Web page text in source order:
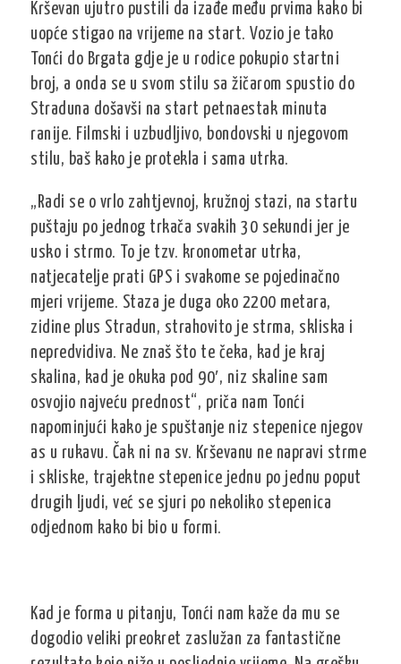
Krševan ujutro pustili da izađe među prvima kako bi
uopće stigao na vrijeme na start. Vozio je tako
Tonći do Brgata gdje je u rodice pokupio startni
broj, a onda se u svom stilu sa žičarom spustio do
Straduna došavši na start petnaestak minuta
ranije. Filmski i uzbudljivo, bondovski u njegovom
stilu, baš kako je protekla i sama utrka.
„Radi se o vrlo zahtjevnoj, kružnoj stazi, na startu
puštaju po jednog trkača svakih 30 sekundi jer je
usko i strmo. To je tzv. kronometar utrka,
natjecatelje prati GPS i svakome se pojedinačno
mjeri vrijeme. Staza je duga oko 2200 metara,
zidine plus Stradun, strahovito je strma, skliska i
nepredvidiva. Ne znaš što te čeka, kad je kraj
skalina, kad je okuka pod 90′, niz skaline sam
osvojio najveću prednost“, priča nam Tonći
napominjući kako je spuštanje niz stepenice njegov
as u rukavu. Čak ni na sv. Krševanu ne napravi strme
i skliske, trajektne stepenice jednu po jednu poput
drugih ljudi, već se sjuri po nekoliko stepenica
odjednom kako bi bio u formi.
Kad je forma u pitanju, Tonći nam kaže da mu se
dogodio veliki preokret zaslužan za fantastične